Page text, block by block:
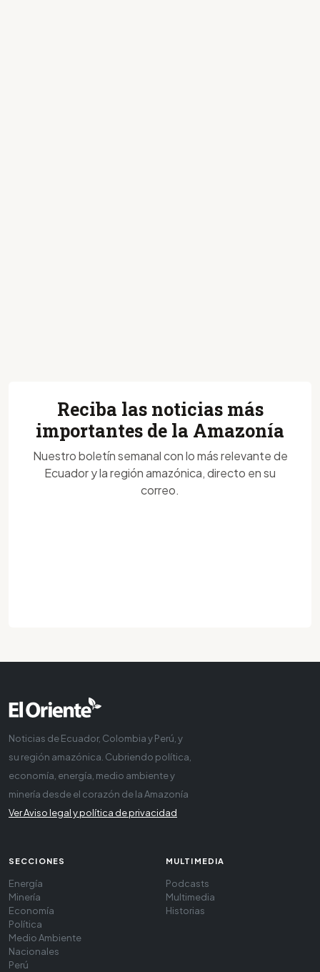
Reciba las noticias más
importantes de la Amazonía
Nuestro boletín semanal con lo más relevante de
Ecuador y la región amazónica, directo en su
correo.
Noticias de Ecuador, Colombia y Perú, y
su región amazónica. Cubriendo política,
economía, energía, medio ambiente y
minería desde el corazón de la Amazonía
Ver Aviso legal y política de privacidad
SECCIONES
Energía
Minería
Economía
Política
Medio Ambiente
Nacionales
Perú
MULTIMEDIA
Podcasts
Multimedia
Historias